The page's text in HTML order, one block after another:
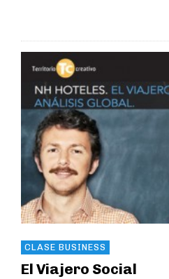
CLASE BUSINESS
El Viajero Social